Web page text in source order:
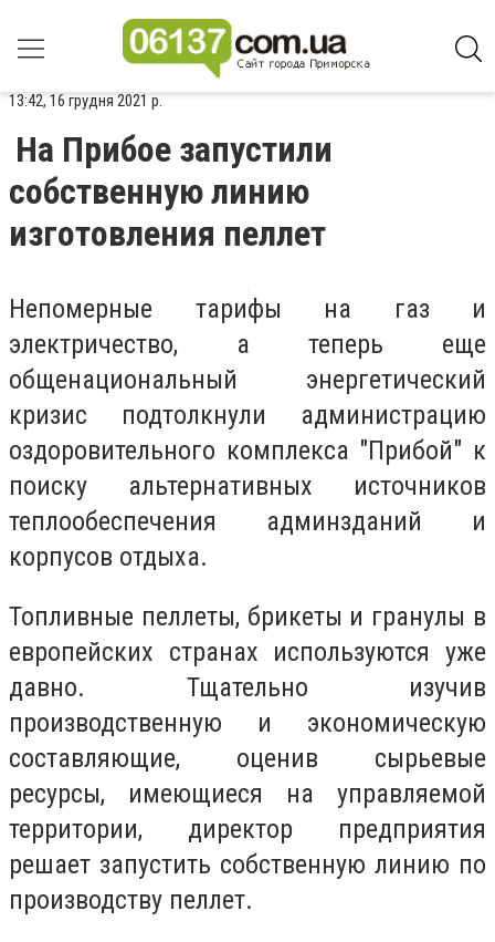
13:42, 16 грудня 2021 р.
На Прибое запустили
собственную линию
изготовления пеллет
Непомерные тарифы на газ и
электричество, а теперь еще
общенациональный энергетический
кризис подтолкнули администрацию
оздоровительного комплекса "Прибой" к
поиску альтернативных источников
теплообеспечения админзданий и
корпусов отдыха.
Топливные пеллеты, брикеты и гранулы в
европейских странах используются уже
давно. Тщательно изучив
производственную и экономическую
составляющие, оценив сырьевые
ресурсы, имеющиеся на управляемой
территории, директор предприятия
решает запустить собственную линию по
производству пеллет.